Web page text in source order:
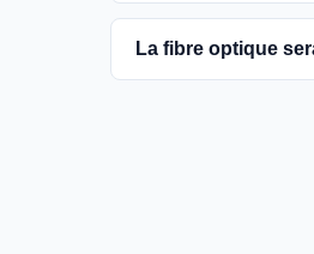
Contactez votre
région et planifier
La fibre optique